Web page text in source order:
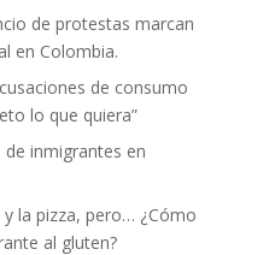
de protestas marcan
en Colombia.
de consumo
lo que quiera”
inmigrantes en
la pizza, pero… ¿Cómo
al gluten?